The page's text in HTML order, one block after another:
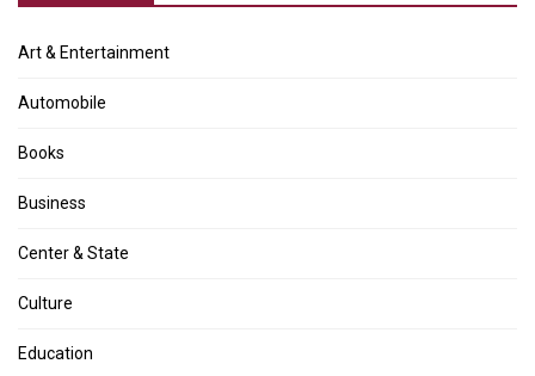
Art & Entertainment
Automobile
Books
Business
Center & State
Culture
Education